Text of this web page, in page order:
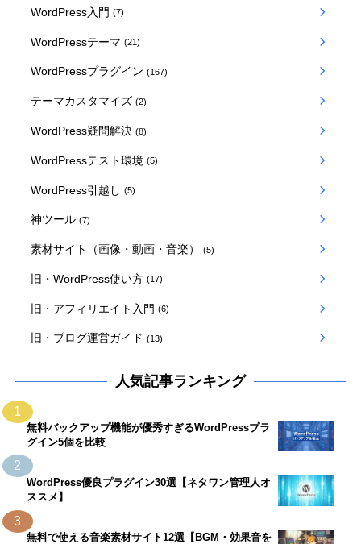
WordPress入門 (7)
WordPressテーマ (21)
WordPressプラグイン (167)
テーマカスタマイズ (2)
WordPress疑問解決 (8)
WordPressテスト環境 (5)
WordPress引越し (5)
神ツール (7)
素材サイト（画像・動画・音楽） (5)
旧・WordPress使い方 (17)
旧・アフィリエイト入門 (6)
旧・ブログ運営ガイド (13)
人気記事ランキング
1
無料バックアップ機能が優秀すぎるWordPressプラ
グイン5個を比較
2
WordPress優良プラグイン30選【ネタワン管理人オ
ススメ】
3
無料で使える音楽素材サイト12選【BGM・効果音を